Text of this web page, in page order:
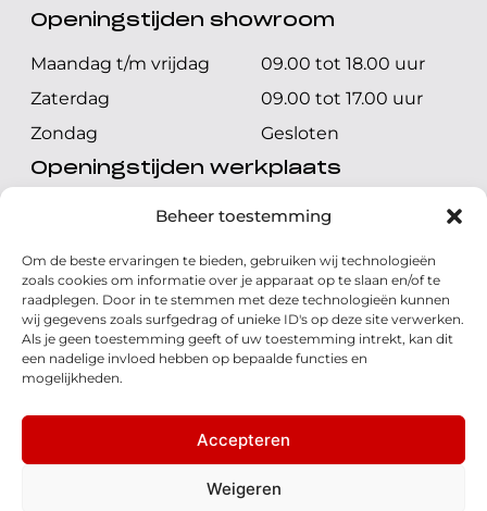
Beheer toestemming
Om de beste ervaringen te bieden, gebruiken wij technologieën
zoals cookies om informatie over je apparaat op te slaan en/of te
raadplegen. Door in te stemmen met deze technologieën kunnen
wij gegevens zoals surfgedrag of unieke ID's op deze site verwerken.
Als je geen toestemming geeft of uw toestemming intrekt, kan dit
een nadelige invloed hebben op bepaalde functies en
mogelijkheden.
Accepteren
Weigeren
Openingstijden showroom
Maandag t/m vrijdag
09.00 tot 18.00 uur
Zaterdag
09.00 tot 17.00 uur
Zondag
Gesloten
Openingstijden werkplaats
Maandag t/m vrijdag
08.00 tot 17.00 uur
Zondag
Gesloten
Volg ons
© 2026 - Honda Welman